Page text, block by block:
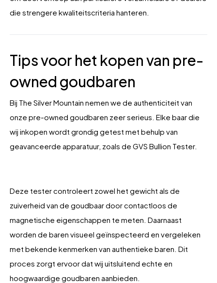
die strengere kwaliteitscriteria hanteren.
Tips voor het kopen van pre-
owned goudbaren
Bij The Silver Mountain nemen we de authenticiteit van
onze pre-owned goudbaren zeer serieus. Elke baar die
wij inkopen wordt grondig getest met behulp van
geavanceerde apparatuur, zoals de GVS Bullion Tester.
Deze tester controleert zowel het gewicht als de
zuiverheid van de goudbaar door contactloos de
magnetische eigenschappen te meten. Daarnaast
worden de baren visueel geïnspecteerd en vergeleken
met bekende kenmerken van authentieke baren. Dit
proces zorgt ervoor dat wij uitsluitend echte en
hoogwaardige goudbaren aanbieden.